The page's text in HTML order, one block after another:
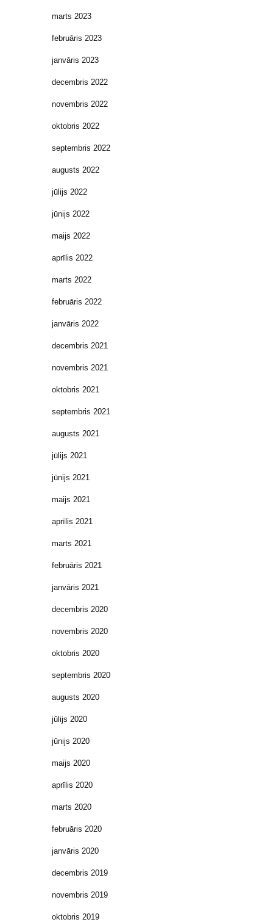
marts 2023
februāris 2023
janvāris 2023
decembris 2022
novembris 2022
oktobris 2022
septembris 2022
augusts 2022
jūlijs 2022
jūnijs 2022
maijs 2022
aprīlis 2022
marts 2022
februāris 2022
janvāris 2022
decembris 2021
novembris 2021
oktobris 2021
septembris 2021
augusts 2021
jūlijs 2021
jūnijs 2021
maijs 2021
aprīlis 2021
marts 2021
februāris 2021
janvāris 2021
decembris 2020
novembris 2020
oktobris 2020
septembris 2020
augusts 2020
jūlijs 2020
jūnijs 2020
maijs 2020
aprīlis 2020
marts 2020
februāris 2020
janvāris 2020
decembris 2019
novembris 2019
oktobris 2019